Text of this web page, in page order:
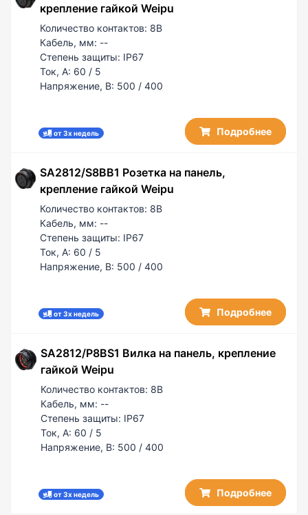
крепление гайкой Weipu
Количество контактов: 8B
Кабель, мм: --
Степень защиты: IP67
Ток, А: 60 / 5
Напряжение, В: 500 / 400
от 3х недель Подробнее
SA2812/S8BB1 Розетка на панель,
крепление гайкой Weipu
Количество контактов: 8B
Кабель, мм: --
Степень защиты: IP67
Ток, А: 60 / 5
Напряжение, В: 500 / 400
от 3х недель Подробнее
SA2812/P8BS1 Вилка на панель, крепление
гайкой Weipu
Количество контактов: 8B
Кабель, мм: --
Степень защиты: IP67
Ток, А: 60 / 5
Напряжение, В: 500 / 400
от 3х недель Подробнее